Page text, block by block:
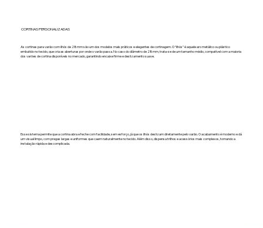
CORTINAS PERSONALIZADAS
As cortinas para varão com ilhós de 28mm são um dos modelos mais práticos e elegantes de cortinagem. O “ilhós” é aquele aro metálico ou plástico
embutido no tecido, que cria as aberturas por onde o varão passa. No caso do diâmetro de 28mm, trata-se de um tamanho médio, compatível com a maioria
dos varões de cortina disponíveis no mercado, garantindo encaixe firme e deslizamento suave.
Esse sistema permite que a cortina abra e feche com facilidade, sem esforço, já que os ilhós deslizam diretamente pelo varão. O acabamento é moderno e dá
um visual limpo, com pregas largas e uniformes que caem naturalmente no tecido. Além disso, dispensa trilhos e acessórios mais complexos, tornando a
instalação rápida e descomplicada.